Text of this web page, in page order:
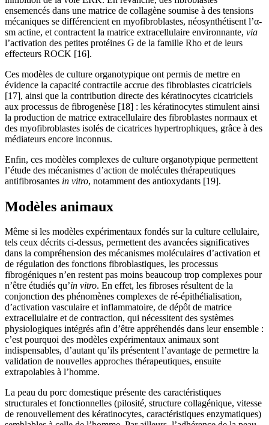
ensemencés dans une matrice de collagène soumise à des tensions
mécaniques se différencient en myofibroblastes, néosynthétisent l’α-
sm actine, et contractent la matrice extracellulaire environnante, via
l’activation des petites protéines G de la famille Rho et de leurs
effecteurs ROCK [16].
Ces modèles de culture organotypique ont permis de mettre en
évidence la capacité contractile accrue des fibroblastes cicatriciels
[17], ainsi que la contribution directe des kératinocytes cicatriciels
aux processus de fibrogenèse [18] : les kératinocytes stimulent ainsi
la production de matrice extracellulaire des fibroblastes normaux et
des myofibroblastes isolés de cicatrices hypertrophiques, grâce à des
médiateurs encore inconnus.
Enfin, ces modèles complexes de culture organotypique permettent
l’étude des mécanismes d’action de molécules thérapeutiques
antifibrosantes in vitro, notamment des antioxydants [19].
Modèles animaux
Même si les modèles expérimentaux fondés sur la culture cellulaire,
tels ceux décrits ci-dessus, permettent des avancées significatives
dans la compréhension des mécanismes moléculaires d’activation et
de régulation des fonctions fibroblastiques, les processus
fibrogéniques n’en restent pas moins beaucoup trop complexes pour
n’être étudiés qu’in vitro. En effet, les fibroses résultent de la
conjonction des phénomènes complexes de ré-épithélialisation,
d’activation vasculaire et inflammatoire, de dépôt de matrice
extracellulaire et de contraction, qui nécessitent des systèmes
physiologiques intégrés afin d’être appréhendés dans leur ensemble :
c’est pourquoi des modèles expérimentaux animaux sont
indispensables, d’autant qu’ils présentent l’avantage de permettre la
validation de nouvelles approches thérapeutiques, ensuite
extrapolables à l’homme.
La peau du porc domestique présente des caractéristiques
structurales et fonctionnelles (pilosité, structure collagénique, vitesse
de renouvellement des kératinocytes, caractéristiques enzymatiques)